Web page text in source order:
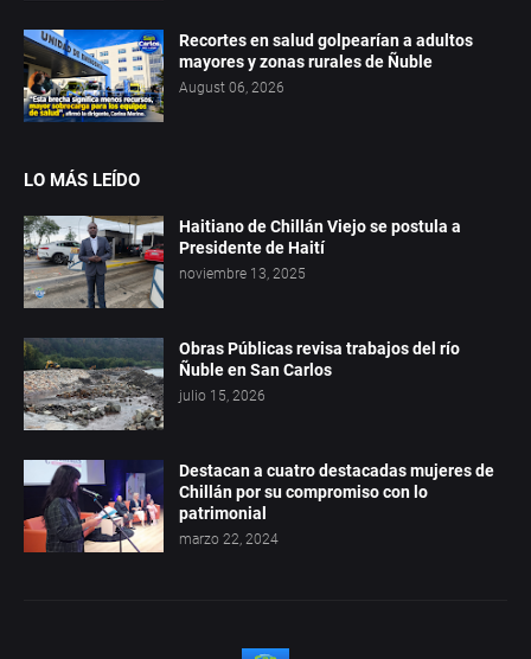
Recortes en salud golpearían a adultos
mayores y zonas rurales de Ñuble
August 06, 2026
LO MÁS LEÍDO
Haitiano de Chillán Viejo se postula a
Presidente de Haití
noviembre 13, 2025
Obras Públicas revisa trabajos del río
Ñuble en San Carlos
julio 15, 2026
Destacan a cuatro destacadas mujeres de
Chillán por su compromiso con lo
patrimonial
marzo 22, 2024